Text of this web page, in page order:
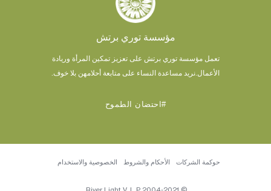
مؤسسة توري برتش
تعمل مؤسسة توري برتش على تعزيز تمكين المرأة وريادة
الأعمال. نريد مساعدة النساء على متابعة أحلامهن بلا خوف.
#احتضان الطموح
حوكمة الشركات الأحكام والشروط الخصوصية والاستخدام